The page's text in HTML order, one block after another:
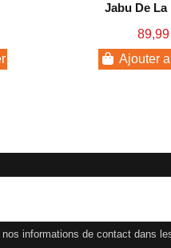
Jabu De
Ajouter
informations de contact dans